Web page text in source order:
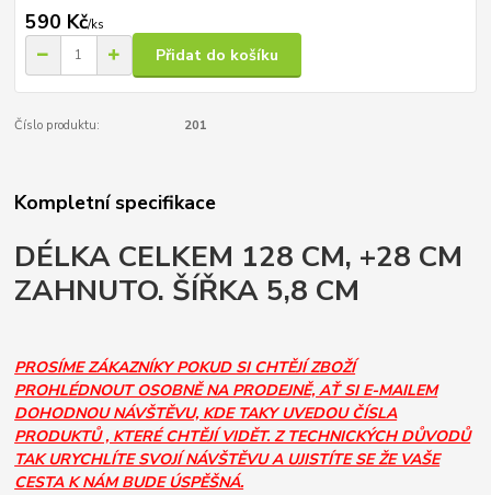
590 Kč/ks
Přidat do košíku
Číslo produktu: 201
Kompletní specifikace
DÉLKA CELKEM 128 CM, +28 CM
ZAHNUTO. ŠÍŘKA 5,8 CM
PROSÍME ZÁKAZNÍKY POKUD SI CHTĚJÍ ZBOŽÍ
PROHLÉDNOUT OSOBNĚ NA PRODEJNĚ, AŤ SI E-MAILEM
DOHODNOU NÁVŠTĚVU, KDE TAKY UVEDOU ČÍSLA
PRODUKTŮ , KTERÉ CHTĚJÍ VIDĚT. Z TECHNICKÝCH DŮVODŮ
TAK URYCHLÍTE SVOJÍ NÁVŠTĚVU A UJISTÍTE SE ŽE VAŠE
CESTA K NÁM BUDE ÚSPĚŠNÁ.